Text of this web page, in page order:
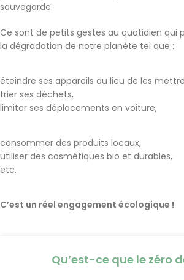
sauvegarde.
Ce sont de petits gestes au quotidien
la dégradation de notre planète tel que :
éteindre ses appareils au lieu de les
trier ses déchets,
limiter ses déplacements en voiture,
consommer des produits locaux,
utiliser des cosmétiques bio et durables,
etc.
C’est un réel engagement écologique !
Qu’est-ce que le zéro